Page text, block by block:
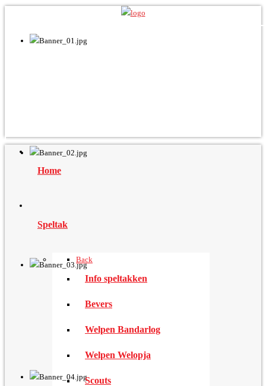
Home
Speltak
Back
Info speltakken
Bevers
Welpen Bandarlog
Welpen Welopja
Scouts